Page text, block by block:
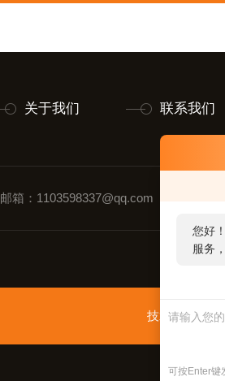
您好
服务
可按Enter键
关于我们 联系我们
邮箱：1103598337@qq.com
技术支持：环